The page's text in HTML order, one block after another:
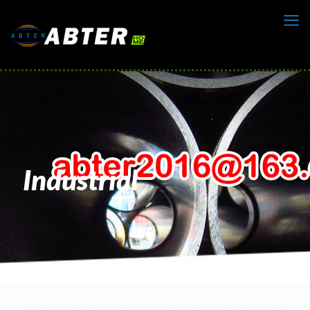
Industrial